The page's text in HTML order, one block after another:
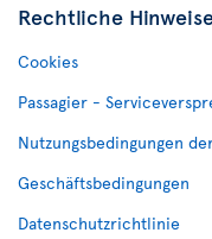
Rechtliche
Cookies
Passagier -
Nutzungsbedingungen
Geschäftsbedingungen
Datenschutzrichtlinie